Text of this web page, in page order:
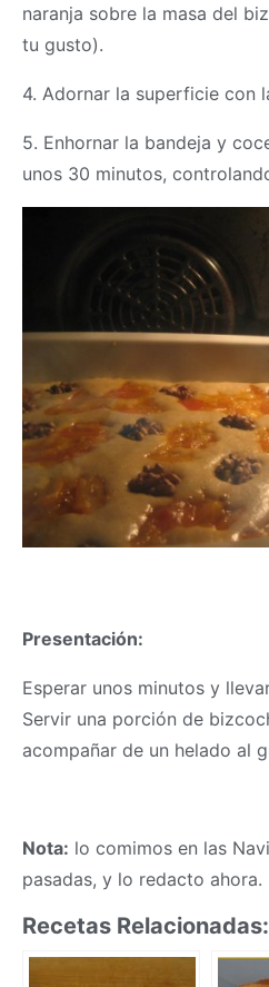
naranja sobre la masa del
tu gusto).
4. Adornar la superficie con
5. Enhornar la bandeja y
unos 30 minutos,
Presentación:
Esperar unos minutos y
Servir una porción de
acompañar de un helado al
Nota: lo comimos en las
pasadas, y lo redacto ahora.
Recetas Relacionadas: